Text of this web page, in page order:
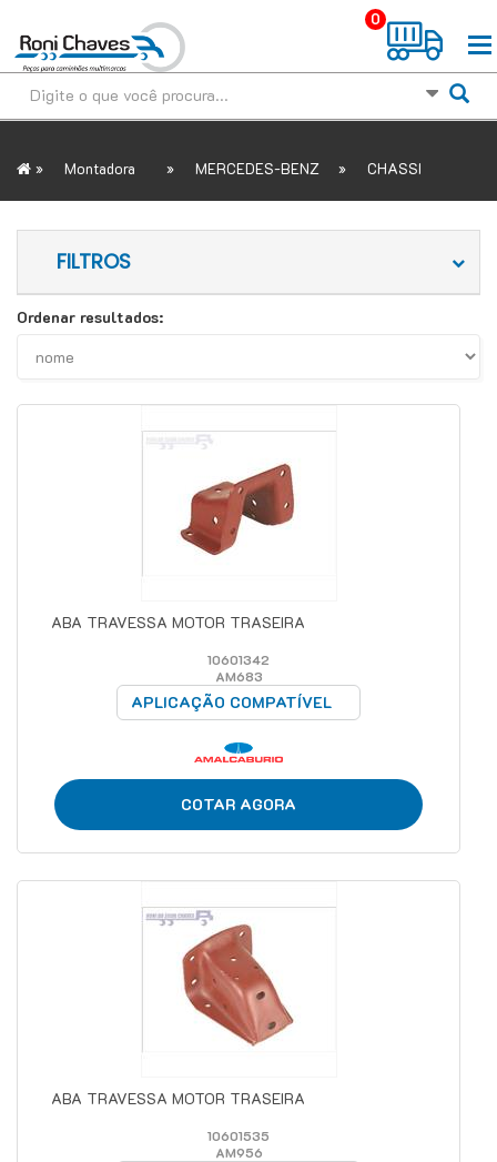
0
» Montadora » MERCEDES-BENZ » CHASSI
FILTROS
Ordenar resultados:
ABA TRAVESSA MOTOR TRASEIRA
10601342
AM683
APLICAÇÃO COMPATÍVEL
COTAR AGORA
ABA TRAVESSA MOTOR TRASEIRA
10601535
AM956